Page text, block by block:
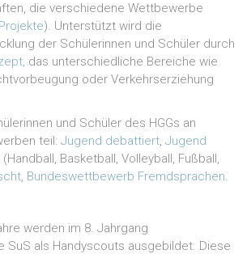
die verschiedene Wettbewerbe
Projekte). Unterstützt wird die
der Schülerinnen und Schüler durch
das unterschiedliche Bereiche wie
oder Verkehrserziehung
und Schüler des HGGs an
teil:Jugend debattiert,Jugend
(Handball, Basketball, Volleyball, Fußball,
, Bundeswettbewerb Fremdsprachen.
werden im 8. Jahrgang
SuS als Handyscouts ausgebildet. Diese